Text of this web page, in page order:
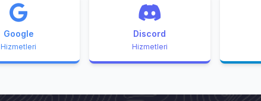
Google
Hizmetleri
Discord
Hizmetleri